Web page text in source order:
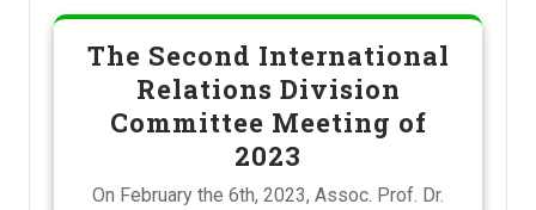
The Second International
Relations Division
Committee Meeting of
2023
On February the 6th, 2023, Assoc. Prof. Dr.